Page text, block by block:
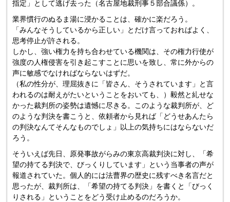
指定」として逃げ去った（名古屋地裁刑事５部合議係）。
業界慣行のぬるま湯に浸かることは、確かに楽だろう。
「みんなそうしているから正しい」とだけ言っておればよく、
思考停止が許される。
しかし、強い権力を持ち合わせている機関は、その権力行使が
強度の人権侵害を引き起こすことに思いを致し、常に外からの
声に敏感でなければならないはずだ。
（私の性分が、理屈抜きに「皆さん、そうされています」と言
われるのは耐えがたいということをおいても、）毅然と糺せな
かった裁判所の姿勢は遺憾に尽きる。このような裁判所が、ど
のような判決を書こうと、依頼者から見れば「どうせあんたら
の判決なんてそんなものでしょ」以上の気持ちにはならないだ
ろう。
そういえば先日、原発事故がらみの東京高裁判決に対し、「希
望の持てる判決で、びっくりしています」という当事者の声が
報道されていた。個人的には法曹界の歴史に残すべき名言だと
思ったが、裁判所は、「希望の持てる判決」を書くと「びっく
りされる」ということをどう受け止めるのだろうか。